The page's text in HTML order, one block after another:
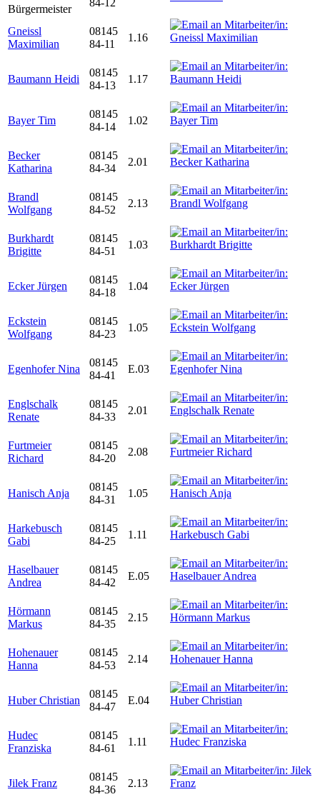
Bürgermeister
84-12
Gneissl
Maximilian
08145
84-11
1.16
Baumann Heidi
08145
84-13
1.17
Bayer Tim
08145
84-14
1.02
Becker
Katharina
08145
84-34
2.01
Brandl
Wolfgang
08145
84-52
2.13
Burkhardt
Brigitte
08145
84-51
1.03
Ecker Jürgen
08145
84-18
1.04
Eckstein
Wolfgang
08145
84-23
1.05
Egenhofer Nina
08145
84-41
E.03
Englschalk
Renate
08145
84-33
2.01
Furtmeier
Richard
08145
84-20
2.08
Hanisch Anja
08145
84-31
1.05
Harkebusch
Gabi
08145
84-25
1.11
Haselbauer
Andrea
08145
84-42
E.05
Hörmann
Markus
08145
84-35
2.15
Hohenauer
Hanna
08145
84-53
2.14
Huber Christian
08145
84-47
E.04
Hudec
Franziska
08145
84-61
1.11
Jilek Franz
08145
84-36
2.13